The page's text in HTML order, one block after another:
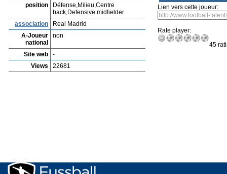
position
Défense,Milieu,Centre
back,Defensive midfielder
association
Real Madrid
A-Joueur
national
non
Site web
-
Views
22681
Lien vers cette joueur:
Rate player:
45